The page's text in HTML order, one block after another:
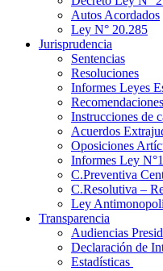
Autos Acordados
Ley N° 20.285
Jurisprudencia
Sentencias
Resoluciones
Informes Leyes
Instrucciones de
Acuerdos
Oposiciones
Informes Ley
C.Preventiva
C.Resolutiva –
Ley
Transparencia
Audiencias
Declaración de
Estadísticas